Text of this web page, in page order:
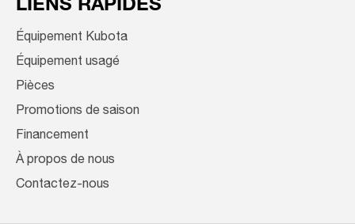
LIENS RAPIDES
Équipement Kubota
Équipement usagé
Pièces
Promotions de saison
Financement
À propos de nous
Contactez-nous